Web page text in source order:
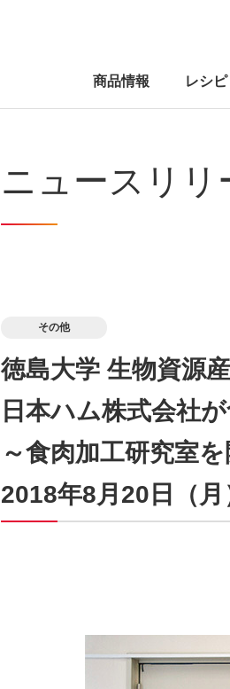
商品情報 レシピ
ニュースリリ
その他
徳島大学 生物資源
日本ハム株式会社
～食肉加工研究室を
2018年8月20日（